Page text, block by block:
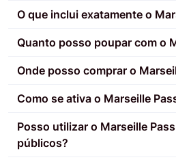
O que inclui exatamente o
Quanto posso poupar com o
Onde posso comprar o
Como se ativa o Marseille
Posso utilizar o Marseille
públicos?